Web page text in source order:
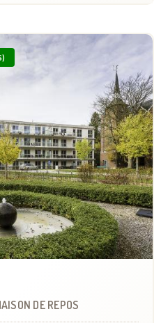
DE REPOS